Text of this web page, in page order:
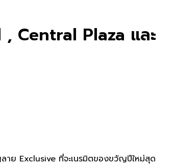
Central Plaza และ
ย Exclusive ที่จะเนรมิตของขวัญปีใหม่สุด